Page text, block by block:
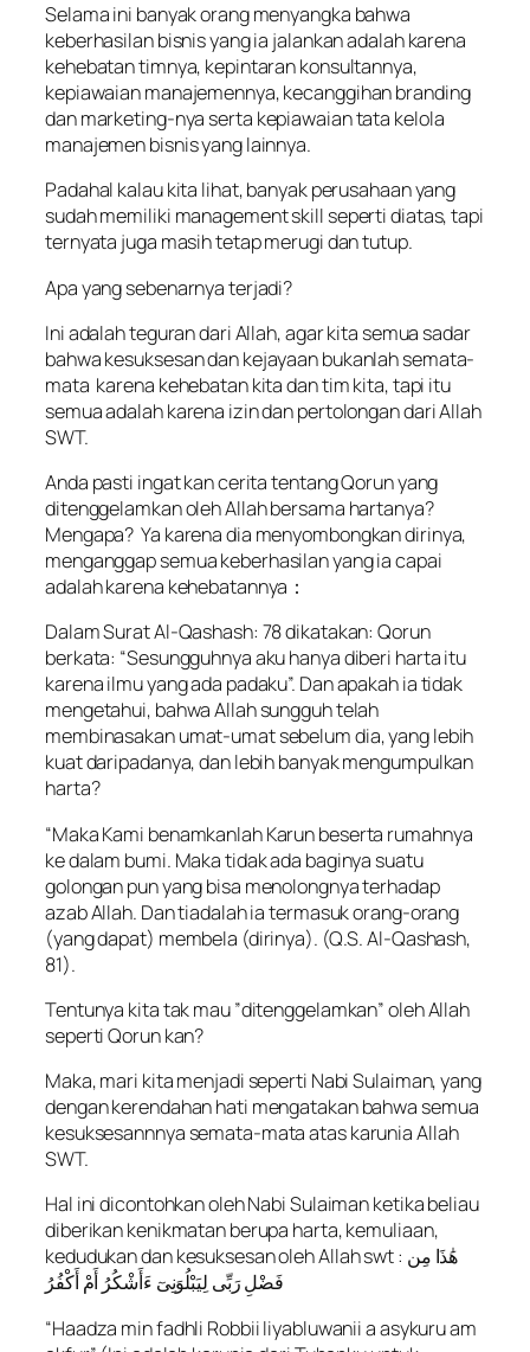
Selama ini banyak orang menyangka bahwa
keberhasilan bisnis yang ia jalankan adalah karena
kehebatan timnya, kepintaran konsultannya,
kepiawaian manajemennya, kecanggihanbranding
danmarketing-nya serta kepiawaian tata kelola
manajemen bisnis yang lainnya.
Padahal kalau kita lihat, banyak perusahaan yang
sudah memiliki management skill seperti diatas, tapi
ternyata juga masih tetap merugi dan tutup.
Apa yang sebenarnya terjadi?
Ini adalah teguran dari Allah, agar kita semua sadar
bahwa kesuksesan dan kejayaan bukanlah semata-
mata karena kehebatan kita dan tim kita, tapi itu
semua adalah karena izin dan pertolongan dari Allah
SWT.
Anda pasti ingat kan cerita tentang Qorun yang
ditenggelamkan oleh Allah bersama hartanya?
Mengapa? Ya karena dia menyombongkan dirinya,
menganggap semua keberhasilan yang ia capai
adalah karena kehebatannya：
Dalam Surat Al-Qashash: 78 dikatakan: Qorun
berkata: “Sesungguhnya aku hanya diberi harta itu
karena ilmu yang ada padaku”. Dan apakah ia tidak
mengetahui, bahwa Allah sungguh telah
membinasakan umat-umat sebelum dia, yang lebih
kuat daripadanya, dan lebih banyak mengumpulkan
harta?
“Maka Kami benamkanlah Karun beserta rumahnya
ke dalam bumi. Maka tidak ada baginya suatu
golongan pun yang bisa menolongnya terhadap
azab Allah. Dan tiadalah ia termasuk orang-orang
(yang dapat) membela (dirinya). (Q.S. Al-Qashash,
81).
Tentunya kita tak mau ”ditenggelamkan” oleh Allah
seperti Qorun kan?
Maka, mari kita menjadi seperti Nabi Sulaiman, yang
dengan kerendahan hati mengatakan bahwa semua
kesuksesannnya semata-mata atas karunia Allah
SWT.
Hal ini dicontohkan oleh Nabi Sulaiman ketika beliau
diberikan kenikmatan berupa harta, kemuliaan,
kedudukan dan kesuksesan oleh Allah swt : هَٰذَا مِن
فَضْلِ رَبِّى لِيَبْلُوَنِىٓ ءَأَشْكُرُ أَمْ أَكْفُرُ
“Haadza min fadhli Robbii liyabluwanii a asykuru am